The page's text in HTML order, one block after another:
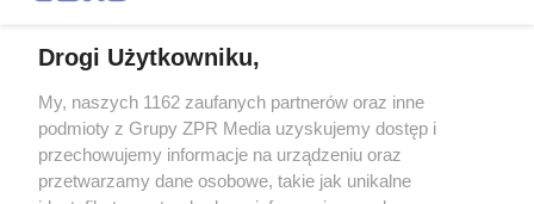
Żaden utwór zamieszczony w serwisie nie może być powielany i
rozpowszechniany lub dalej rozpowszechniany w jakikolwiek sposób (w
tym także elektroniczny lub mechaniczny) na jakimkolwiek polu
eksploatacji w jakiejkolwiek formie, włącznie z umieszczaniem w Internecie
bez pisemnej zgody właściciela praw. Jakiekolwiek użycie lub
Drogi Użytkowniku,
My, naszych 1162 zaufanych partnerów oraz inne
podmioty z Grupy ZPR Media uzyskujemy dostęp i
przechowujemy informacje na urządzeniu oraz
przetwarzamy dane osobowe, takie jak unikalne